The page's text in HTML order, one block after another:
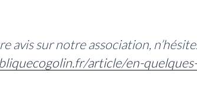
avis sur notre association,
article/en-